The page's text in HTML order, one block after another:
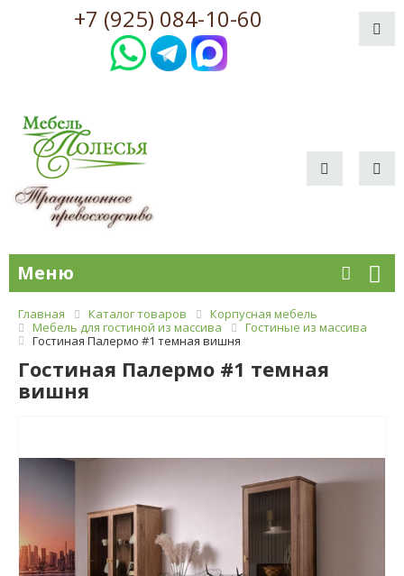
+7 (925) 084-10-60
Меню
Главная Каталог товаров
Корпусная мебель
Мебель для гостиной из массива
Гостиные из массива
Гостиная Палермо #1 темная вишня
Гостиная Палермо #1 темная
вишня